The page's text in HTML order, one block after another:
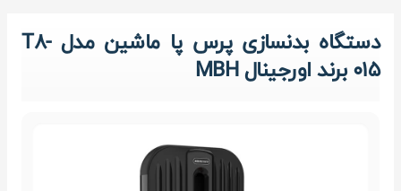
دستگاه بدنسازی پرس پا ماشین مدل T8-
015 برند اورجینال MBH